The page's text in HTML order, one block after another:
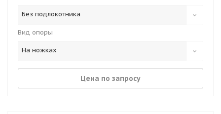
Без подлокотника
Вид опоры
На ножках
Цена по запросу